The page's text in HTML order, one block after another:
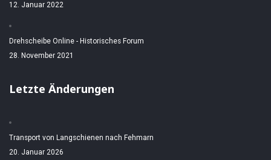
12. Januar 2022
Drehscheibe Online - Historisches Forum
28. November 2021
Letzte Änderungen
Transport von Langschienen nach Fehmarn
20. Januar 2026